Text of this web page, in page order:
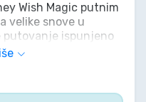
Wish Magic putnim
velike snove u
putovanje ispunjeno
Valentino i
suputnici dok tonete
na putu.
čak i na najduljim